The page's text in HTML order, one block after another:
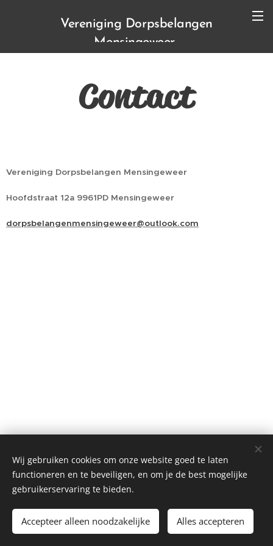
Vereniging Dorpsbelangen
Mensingeweer
Contact
Vereniging Dorpsbelangen Mensingeweer
Hoofdstraat 12a 9961PD Mensingeweer
dorpsbelangenmensingeweer@outlook.com
Vereniging Dorpsbelangen Mensingeweer
Mogelijk gemaakt doorWebnode Cookies
Wij gebruiken cookies om onze website goed te laten
functioneren en te beveiligen, en om je de best mogelijke
gebruikerservaring te bieden.
Accepteer alleen noodzakelijke Alles accepteren